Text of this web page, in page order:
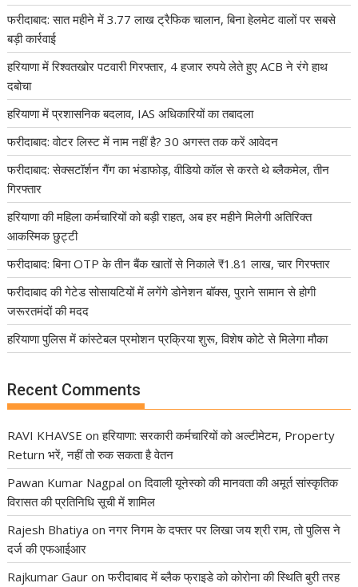
फरीदाबाद: सात महीने में 3.77 लाख ट्रैफिक चालान, बिना हेलमेट वालों पर सबसे
बड़ी कार्रवाई
हरियाणा में रिश्वतखोर पटवारी गिरफ्तार, 4 हजार रुपये लेते हुए ACB ने रंगे हाथ
दबोचा
हरियाणा में प्रशासनिक बदलाव, IAS अधिकारियों का तबादला
फरीदाबाद: वोटर लिस्ट में नाम नहीं है? 30 अगस्त तक करें आवेदन
फरीदाबाद: सेक्सटॉर्शन गैंग का भंडाफोड़, वीडियो कॉल से करते थे ब्लैकमेल, तीन
गिरफ्तार
हरियाणा की महिला कर्मचारियों को बड़ी राहत, अब हर महीने मिलेगी अतिरिक्त
आकस्मिक छुट्टी
फरीदाबाद: बिना OTP के तीन बैंक खातों से निकाले ₹1.81 लाख, चार गिरफ्तार
फरीदाबाद की गेटेड सोसायटियों में लगेंगे डोनेशन बॉक्स, पुराने सामान से होगी
जरूरतमंदों की मदद
हरियाणा पुलिस में कांस्टेबल प्रमोशन प्रक्रिया शुरू, विशेष कोटे से मिलेगा मौका
Recent Comments
RAVI KHAVSE onहरियाणा: सरकारी कर्मचारियों को अल्टीमेटम, Property
Return भरें, नहीं तो रुक सकता है वेतन
Pawan Kumar Nagpal onदिवाली यूनेस्को की मानवता की अमूर्त सांस्कृतिक
विरासत की प्रतिनिधि सूची में शामिल
Rajesh Bhatiya onनगर निगम के दफ्तर पर लिखा जय श्री राम, तो पुलिस ने
दर्ज की एफआईआर
Rajkumar Gaur onफरीदाबाद में ब्लैक फ्राइडे को कोरोना की स्थिति बुरी तरह